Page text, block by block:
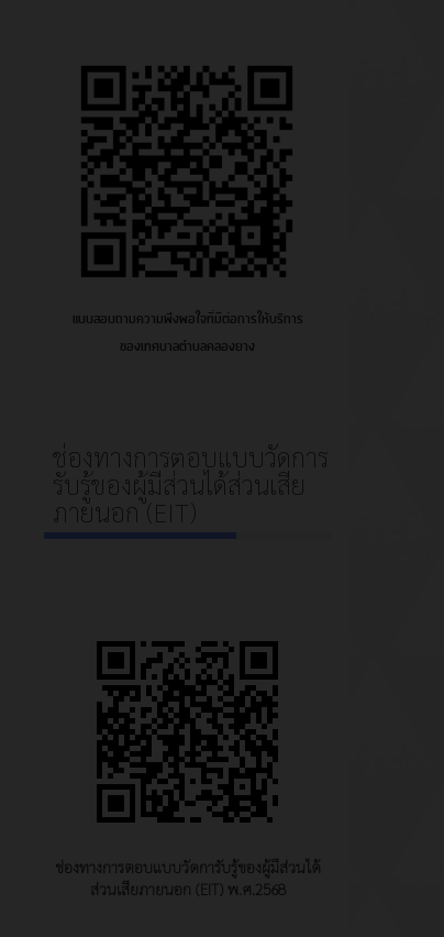
แบบสอบถามความพึงพอใจที่มีต่อการให้บริการ
ของเทศบาลตำบลคลองยาง
ช่องทางการตอบแบบวัดการ
รับรู้ของผู้มีส่วนได้ส่วนเสีย
ภายนอก (EIT)
ช่องทางการตอบแบบวัดการับรู้ของผู้มีส่วนได้
ส่วนเสียภายนอก (EIT) พ.ศ.2568